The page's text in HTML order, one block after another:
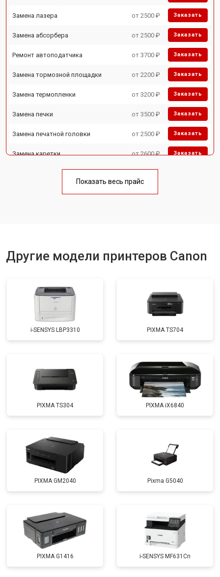
Замена лазера от 2500 ₽ Заказать
Замена абсорбера от 2500 ₽ Заказать
Ремонт автоподатчика от 3700 ₽ Заказать
Замена тормозной площадки от 2200 ₽ Заказать
Замена термопленки от 3200 ₽ Заказать
Замена печки от 3500 ₽ Заказать
Замена печатной головки от 2500 ₽ Заказать
Замена каретки от 2600 ₽ Заказать
Замена блока питания от 2300 ₽
Показать весь прайс
Другие модели принтеров Canon
i-SENSYS LBP3310 PIXMA TS704
PIXMA TS304 PIXMA iX6840
PIXMA GM2040 Pixma G5040
PIXMA G1416 i-SENSYS MF631Cn